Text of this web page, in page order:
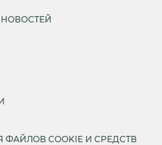
COOKIE И СРЕДСТВ